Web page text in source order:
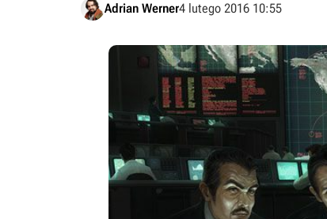
Adrian Werner4 lutego 2016 10:55